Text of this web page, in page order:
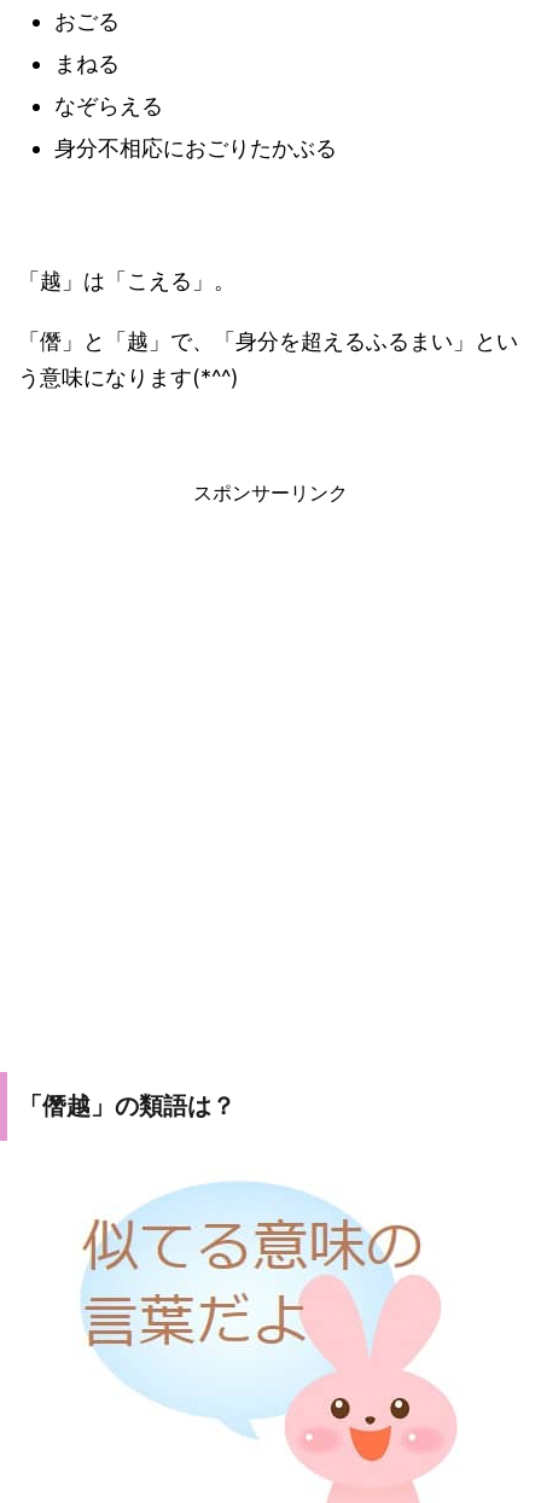
おごる
まねる
なぞらえる
身分不相応におごりたかぶる
「越」は「こえる」。
「僭」と「越」で、「身分を超えるふるまい」とい
う意味になります(*^^)
スポンサーリンク
「僭越」の類語は？